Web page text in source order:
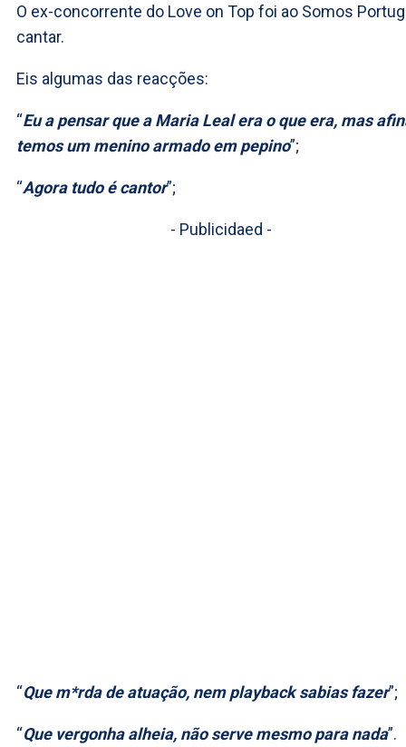
O ex-concorrente do Love on Top foi ao Somos
cantar.
Eis algumas das reacções:
“Eu a pensar que a Maria Leal era o que era, mas
temos um menino armado em pepino”;
“Agora tudo é cantor”;
- Publicidaed -
“Que m*rda de atuação, nem playback sabias fazer”;
“Que vergonha alheia, não serve mesmo para nada”.